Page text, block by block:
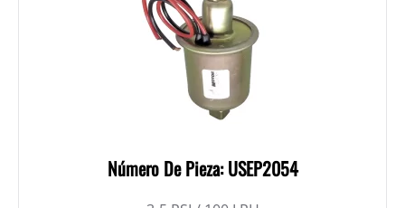
Número De Pieza: USEP2054